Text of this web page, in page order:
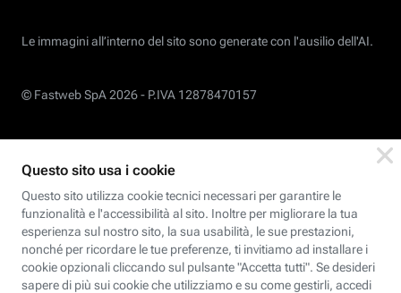
Le immagini all’interno del sito sono generate con l'ausilio dell'AI.
© Fastweb SpA 2026 - P.IVA 12878470157